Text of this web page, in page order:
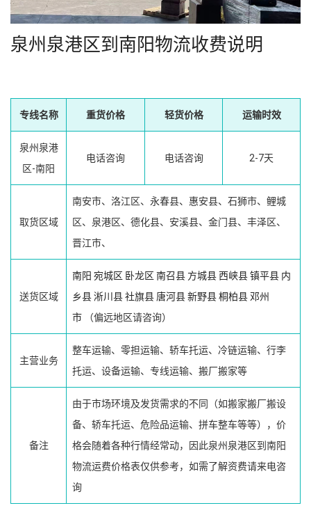
泉州泉港区到南阳物流收费说明
专线名称 重货价格 轻货价格 运输时效
泉州泉港
区-南阳
电话咨询 电话咨询 2-7天
取货区域
南安市、洛江区、永春县、惠安县、石狮市、鲤城
区、泉港区、德化县、安溪县、金门县、丰泽区、
晋江市、
送货区域
南阳 宛城区 卧龙区 南召县 方城县西峡县镇平县 内
乡县淅川县社旗县 唐河县新野县桐柏县邓州
市 （偏远地区请咨询）
主营业务
整车运输、零担运输、轿车托运、冷链运输、行李
托运、设备运输、专线运输、搬厂搬家等
备注
由于市场环境及发货需求的不同（如搬家搬厂搬设
备、轿车托运、危险品运输、拼车整车等等），价
格会随着各种行情经常动，因此泉州泉港区到南阳
物流运费价格表仅供参考，如需了解资费请来电咨
询